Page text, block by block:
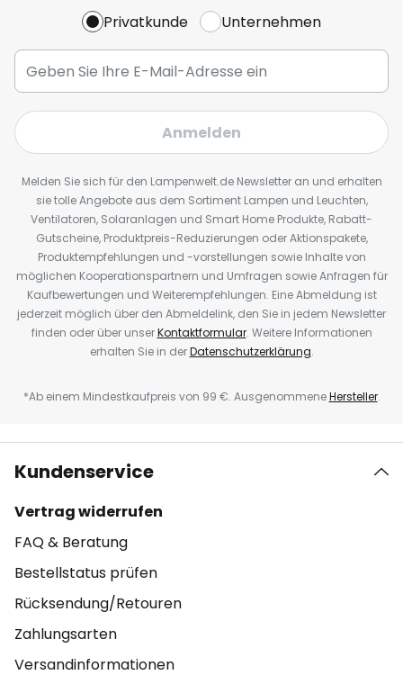
Privatkunde Unternehmen
Anmelden
Melden Sie sich für den Lampenwelt.de Newsletter an und erhalten
sie tolle Angebote aus dem Sortiment Lampen und Leuchten,
Ventilatoren, Solaranlagen und Smart Home Produkte, Rabatt-
Gutscheine, Produktpreis-Reduzierungen oder Aktionspakete,
Produktempfehlungen und -vorstellungen sowie Inhalte von
möglichen Kooperationspartnern und Umfragen sowie Anfragen für
Kaufbewertungen und Weiterempfehlungen. Eine Abmeldung ist
jederzeit möglich über den Abmeldelink, den Sie in jedem Newsletter
finden oder über unserKontaktformular. Weitere Informationen
erhalten Sie in derDatenschutzerklärung.
*Ab einem Mindestkaufpreis von 99 €. AusgenommeneHersteller.
Kundenservice
Vertrag widerrufen
FAQ & Beratung
Bestellstatus prüfen
Rücksendung/Retouren
Zahlungsarten
Versandinformationen